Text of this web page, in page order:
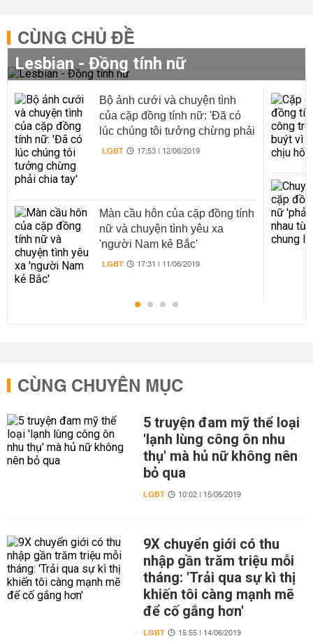
CÙNG CHỦ ĐỀ
Lesbian - Đồng tính nữ
Bộ ảnh cưới và chuyện tình
của cặp đồng tính nữ: 'Đã có
lúc chúng tôi tưởng chừng phải
chia tay'
LGBT 17:53 | 12/06/2019
Màn cầu hôn của cặp đồng tính
nữ và chuyện tình yêu xa
'người Nam kẻ Bắc'
LGBT 17:31 | 11/06/2019
CÙNG CHUYÊN MỤC
5 truyện đam mỹ thể loại
'lạnh lùng công ôn nhu
thụ' mà hủ nữ không nên
bỏ qua
LGBT 10:02 | 15/06/2019
9X chuyển giới có thu
nhập gần trăm triệu mỗi
tháng: 'Trải qua sự kì thị
khiến tôi càng mạnh mẽ
để cố gắng hơn'
LGBT 15:55 | 14/06/2019